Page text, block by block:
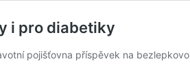
i pro diabetiky
pojišťovna příspěvek na